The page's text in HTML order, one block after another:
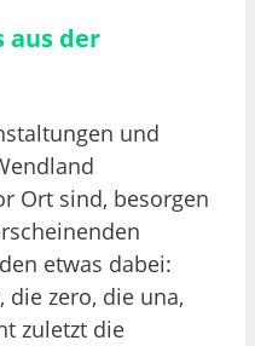
aus der
und
Ort sind, besorgen
etwas dabei:
die zero, die una,
zuletzt die